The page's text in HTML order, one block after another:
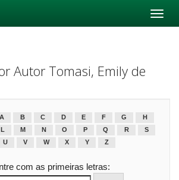
Autor Tomasi, Emily de
A B C D E F G
H
L M N O P Q R
S
U V W X Y Z
com as primeiras letras: